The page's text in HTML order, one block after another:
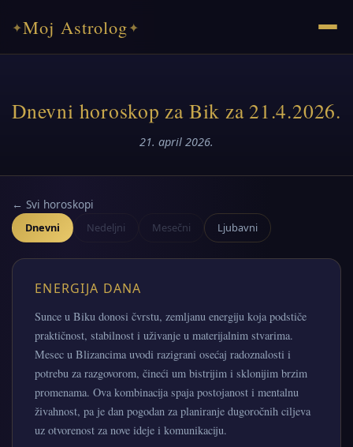
✦Moj Astrolog✦
Dnevni horoskop za Bik za 21.4.2026.
21. april 2026.
← Svi horoskopi
Dnevni Nedeljni Mesečni Ljubavni
ENERGIJA DANA
Sunce u Biku donosi čvrstu, zemljanu energiju koja podstiče
praktičnost, stabilnost i uživanje u materijalnim stvarima.
Mesec u Blizancima uvodi razigrani osećaj radoznalosti i
potrebu za razgovorom, čineći um bistrijim i sklonijim brzim
promenama. Ova kombinacija spaja postojanost i mentalnu
živahnost, pa je dan pogodan za planiranje dugoročnih ciljeva
uz otvorenost za nove ideje i komunikaciju.